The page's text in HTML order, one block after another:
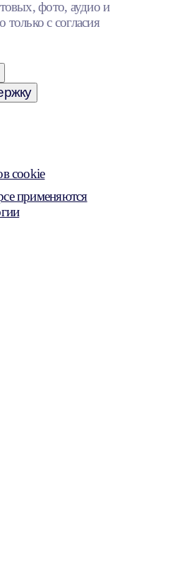
фото, аудио и
с согласия
cookie
применяются